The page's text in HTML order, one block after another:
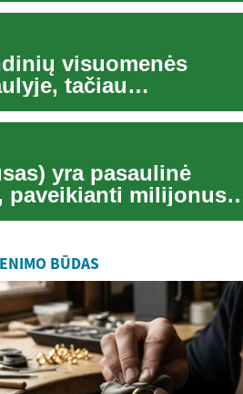
visuomenės
tačiau
yra pasaulinė
paveikianti milijonus
BŪDAS